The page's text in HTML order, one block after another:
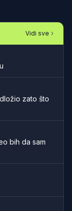
Vidi sve
zato što
bih da sam